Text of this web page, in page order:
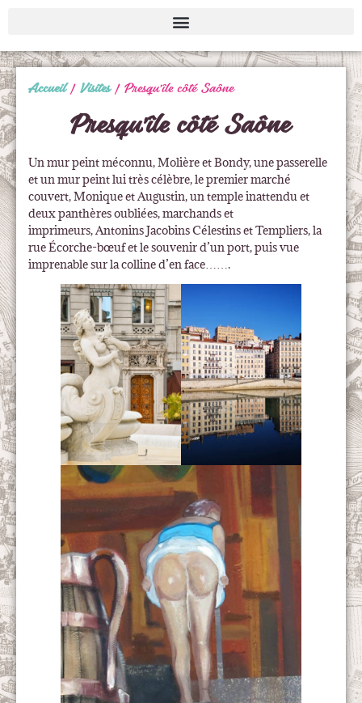
Accueil| Visites| Presqu’île côté Saône
Presqu’île côté Saône
Un mur peint méconnu, Molière et Bondy, une passerelle
et un mur peint lui très célèbre, le premier marché
couvert, Monique et Augustin, un temple inattendu et
deux panthères oubliées, marchands et
imprimeurs, Antonins Jacobins Célestins et Templiers, la
rue Écorche-bœuf et le souvenir d’un port, puis vue
imprenable sur la colline d’en face…….